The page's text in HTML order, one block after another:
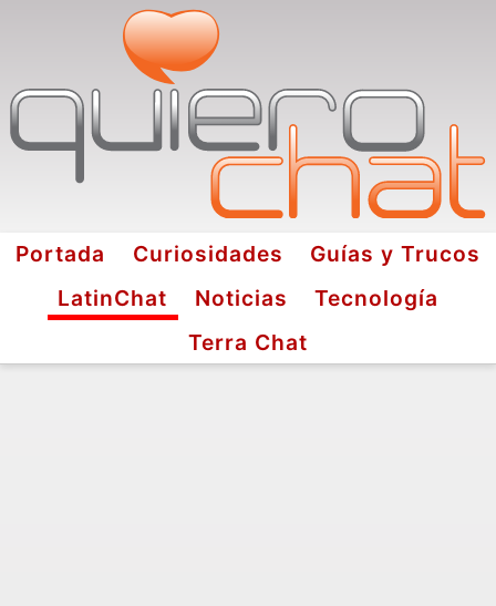
Portada Curiosidades
Guías y Trucos
LatinChat
Noticias
Tecnología
Terra Chat